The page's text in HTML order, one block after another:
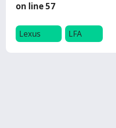
on line57
Lexus LFA